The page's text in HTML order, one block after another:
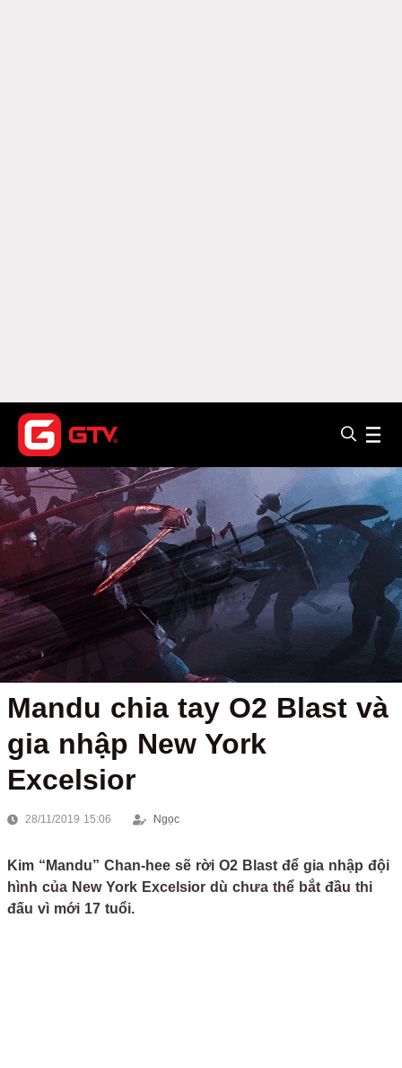
Mandu chia tay O2 Blast và
gia nhập New York
Excelsior
28/11/2019 15:06 Ngọc
Kim “Mandu” Chan-hee sẽ rời O2 Blast để gia nhập đội
hình của New York Excelsior dù chưa thể bắt đầu thi
đấu vì mới 17 tuổi.